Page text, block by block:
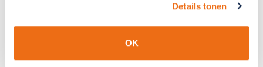
Details tonen
OK